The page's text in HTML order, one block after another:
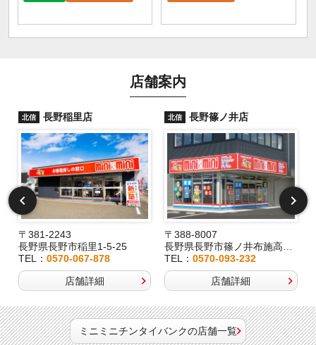
店舗案内
北信 長野稲里店
〒381-2243
長野県長野市稲里1-5-25
TEL：0570-067-878
店舗詳細
北信 長野篠ノ井店
〒388-8007
長野県長野市篠ノ井布施高田407-8
TEL：0570-093-232
店舗詳細
ミニミニチンタイバンクの店舗一覧